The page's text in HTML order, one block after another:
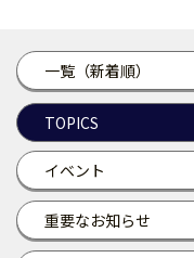
一覧（新着順）
TOPICS
イベント
重要なお知らせ